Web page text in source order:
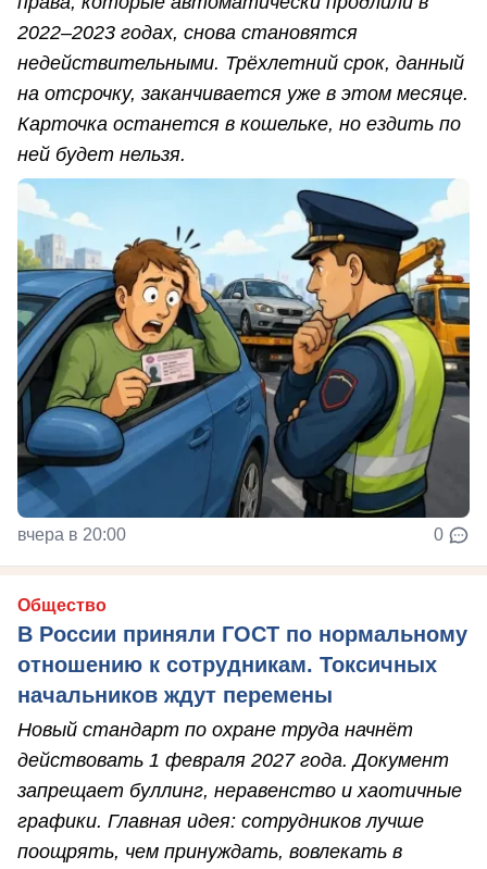
2022–2023 годах, снова становятся
недействительными. Трёхлетний срок, данный
на отсрочку, заканчивается уже в этом месяце.
Карточка останется в кошельке, но ездить по
ней будет нельзя.
вчера в 20:00 0
Общество
В России приняли ГОСТ по нормальному
отношению к сотрудникам. Токсичных
начальников ждут перемены
Новый стандарт по охране труда начнёт
действовать 1 февраля 2027 года. Документ
запрещает буллинг, неравенство и хаотичные
графики. Главная идея: сотрудников лучше
поощрять, чем принуждать, вовлекать в